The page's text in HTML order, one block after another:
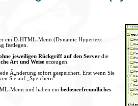
ein D-HTML-Menü (Dynamic Hypertext
festlegen.
jeweiligen Rückgriff auf den Server die
Art und Weise erzeugen.
Ã„nderung sofort gespeichert. Erst wenn Sie
Sie auf „Speichern”.
Menü und haben ein bedienerfreundliches